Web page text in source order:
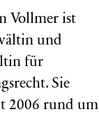
Vollmer ist
und
für
Sie
2006 rund um